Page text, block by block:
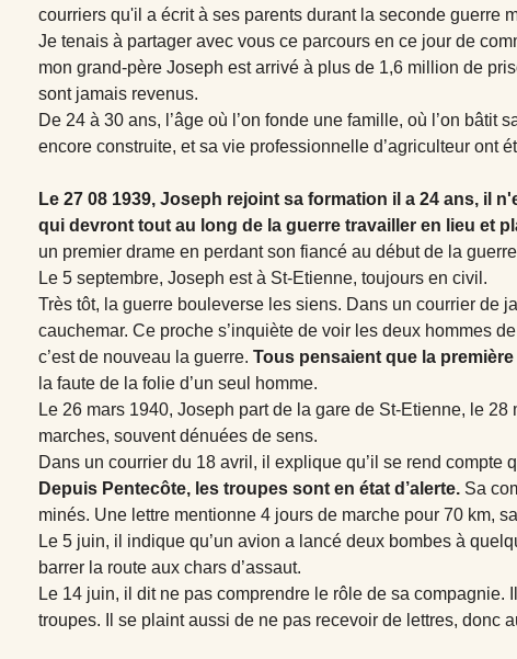
courriers qu'il a écrit à ses parents durant la seconde guerre
Je tenais à partager avec vous ce parcours en ce jour de
mon grand-père Joseph est arrivé à plus de 1,6 million de
sont jamais revenus.
De 24 à 30 ans, l’âge où l’on fonde une famille, où l’on
encore construite, et sa vie professionnelle d’agriculteur ont
Le 27 08 1939, Joseph rejoint sa formation il a 24 ans, il
qui devront tout au long de la guerre travailler en lieu et
un premier drame en perdant son fiancé au début de la
Le 5 septembre, Joseph est à St-Etienne, toujours en civil.
Très tôt, la guerre bouleverse les siens. Dans un courrier de
cauchemar. Ce proche s’inquiète de voir les deux hommes
c’est de nouveau la guerre. Tous pensaient que la
la faute de la folie d’un seul homme.
Le 26 mars 1940, Joseph part de la gare de St-Etienne, le
marches, souvent dénuées de sens.
Dans un courrier du 18 avril, il explique qu’il se rend compte
Depuis Pentecôte, les troupes sont en état d’alerte.Sa
minés. Une lettre mentionne 4 jours de marche pour 70 km,
Le 5 juin, il indique qu’un avion a lancé deux bombes à
barrer la route aux chars d’assaut.
Le 14 juin, il dit ne pas comprendre le rôle de sa
troupes. Il se plaint aussi de ne pas recevoir de lettres, donc